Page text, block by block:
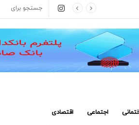
اینستاگرام
اجتماعی اقتصادی